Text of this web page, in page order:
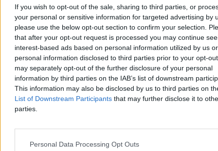
If you wish to opt-out of the sale, sharing to third parties, or
your personal or sensitive information for targeted advertising by
please use the below opt-out section to confirm your selection.
that after your opt-out request is processed you may continue
interest-based ads based on personal information utilized by us or
personal information disclosed to third parties prior to your opt-
may separately opt-out of the further disclosure of your personal
information by third parties on the IAB’s list of downstream
This information may also be disclosed by us to third parties on
List of Downstream Participants that may further disclose it to
parties.
Personal Data Processing Opt Outs
złożony
Prokuratura wnioskuje o uchylenie immunitetu Mariusza
Kamińskiego. Chodzi o dwie sprawy
12:09Stanowski wylicza manipulacje Wojewódzkiego. „Jedno
wielkie kłamstwo”
11:07Polskie Patrioty trafią na Bliski Wschód? Szef MON reaguje
10:28Imigracja. Potrzebujemy planu i kontroli
10:23Rusza proces kierującego hulajnogą. W wypadku zginęła
kobieta
Centrum chce, żebyśmy wszyscy mogli zapalić jointa pokoju.
Tylko metody niezbyt pokojowe wybiera
09:32Jaka inflacja w marcu? Pierwsze dane po wybuchu wojny i
niemiła niespodzianka
„dziura Domańskiego”
końca wojny?